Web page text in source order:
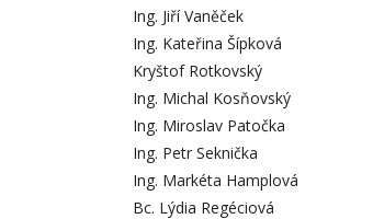
Ing. Jiří Vaněček
Ing. Kateřina Šípková
Kryštof Rotkovský
Ing. Michal Kosňovský
Ing. Miroslav Patočka
Ing. Petr Seknička
Ing. Markéta Hamplová
Bc. Lýdia Regéciová